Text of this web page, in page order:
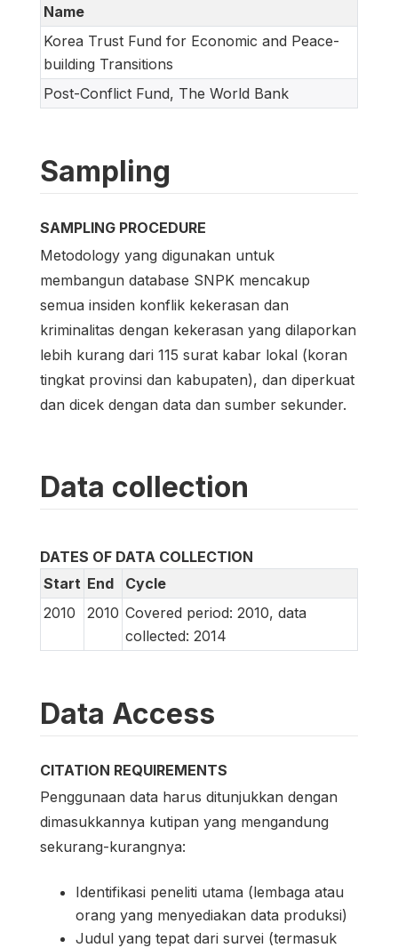
Name
Korea Trust Fund for Economic and Peace-
building Transitions
Post-Conflict Fund, The World Bank
Sampling
SAMPLING PROCEDURE
Metodology yang digunakan untuk
membangun database SNPK mencakup
semua insiden konflik kekerasan dan
kriminalitas dengan kekerasan yang dilaporkan
lebih kurang dari 115 surat kabar lokal (koran
tingkat provinsi dan kabupaten), dan diperkuat
dan dicek dengan data dan sumber sekunder.
Data collection
DATES OF DATA COLLECTION
Start End
Cycle
2010
2010 Covered period: 2010, data
collected: 2014
Data Access
CITATION REQUIREMENTS
Penggunaan data harus ditunjukkan dengan
dimasukkannya kutipan yang mengandung
sekurang-kurangnya:
Identifikasi peneliti utama (lembaga atau
orang yang menyediakan data produksi)
Judul yang tepat dari survei (termasuk